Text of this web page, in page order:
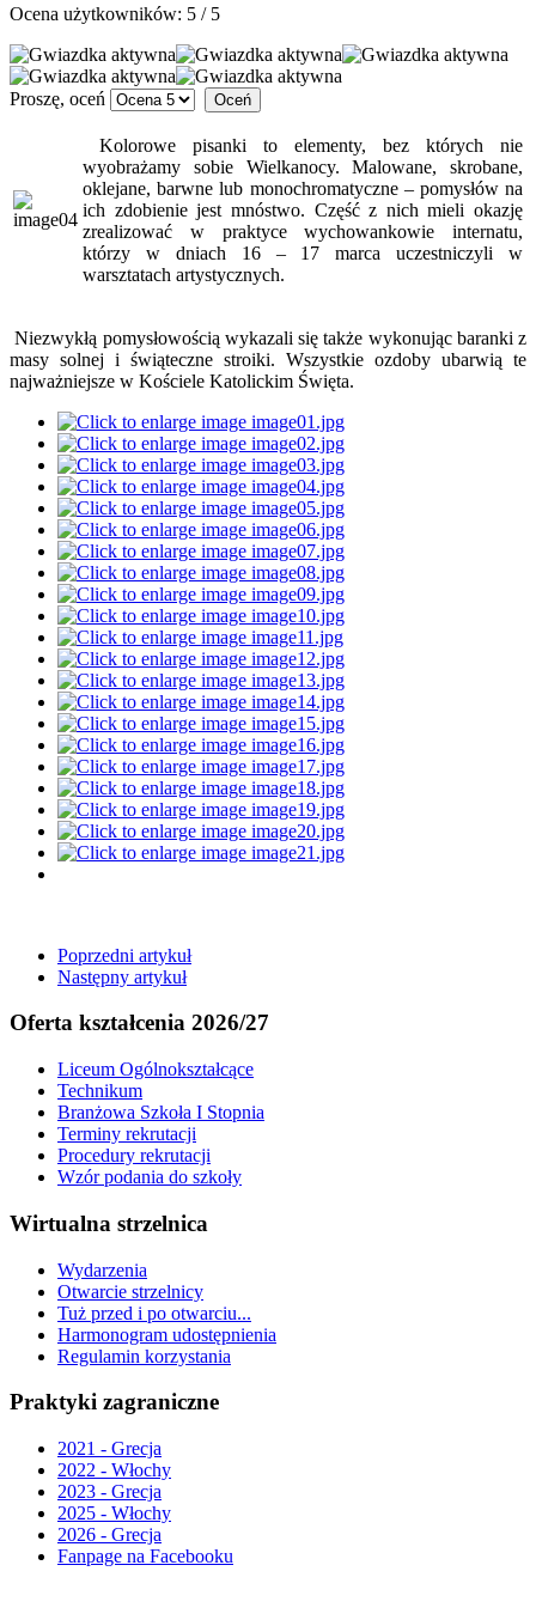
Ocena użytkowników: 5 / 5
Proszę, oceń
Kolorowe pisanki to elementy, bez których nie
wyobrażamy sobie Wielkanocy. Malowane, skrobane,
oklejane, barwne lub monochromatyczne – pomysłów na
ich zdobienie jest mnóstwo. Część z nich mieli okazję
zrealizować w praktyce wychowankowie internatu,
którzy w dniach 16 – 17 marca uczestniczyli w
warsztatach artystycznych.
Niezwykłą pomysłowością wykazali się także wykonując baranki z
masy solnej i świąteczne stroiki. Wszystkie ozdoby ubarwią te
najważniejsze w Kościele Katolickim Święta.
Poprzedni artykuł
Następny artykuł
Oferta kształcenia 2026/27
Liceum Ogólnokształcące
Technikum
Branżowa Szkoła I Stopnia
Terminy rekrutacji
Procedury rekrutacji
Wzór podania do szkoły
Wirtualna strzelnica
Wydarzenia
Otwarcie strzelnicy
Tuż przed i po otwarciu...
Harmonogram udostępnienia
Regulamin korzystania
Praktyki zagraniczne
2021 - Grecja
2022 - Włochy
2023 - Grecja
2025 - Włochy
2026 - Grecja
Fanpage na Facebooku